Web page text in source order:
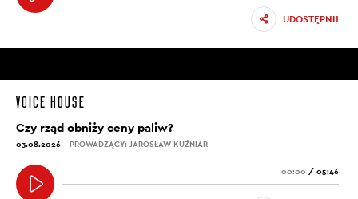
UDOSTĘPNIJ
Czy rząd obniży ceny paliw?
03.08.2026 PROWADZĄCY: JAROSŁAW KUŹNIAR
00:00 / 05:46